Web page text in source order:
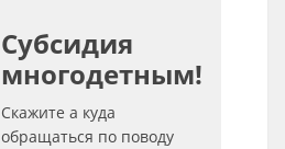
Субсидия
многодетным!
Скажите а куда
обращаться по поводу